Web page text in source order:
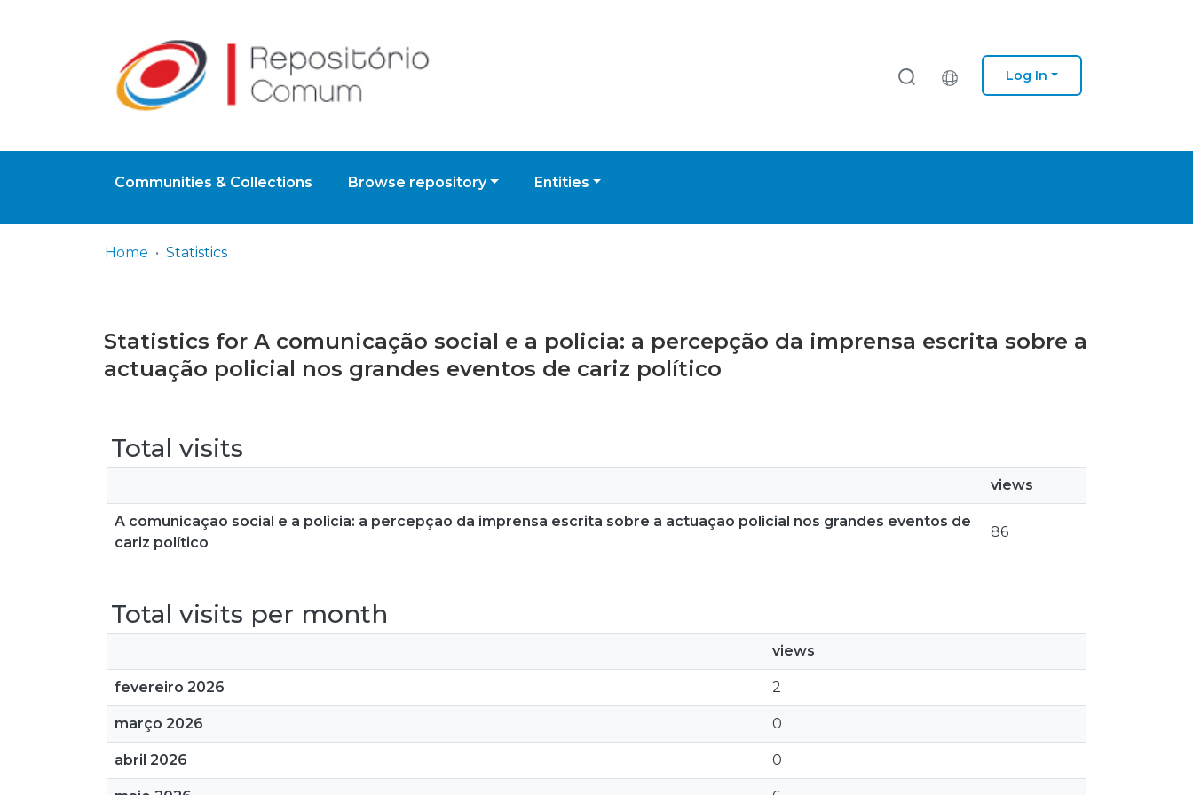
Log In
Communities & Collections Browse repository Entities
Home Statistics
Statistics for A comunicação social e a policia: a percepção da imprensa escrita sobre a
actuação policial nos grandes eventos de cariz político
Total visits
views
A comunicação social e a policia: a percepção da imprensa escrita sobre a actuação policial nos grandes eventos de
cariz político
86
Total visits per month
views
fevereiro 2026 2
março 2026 0
abril 2026 0